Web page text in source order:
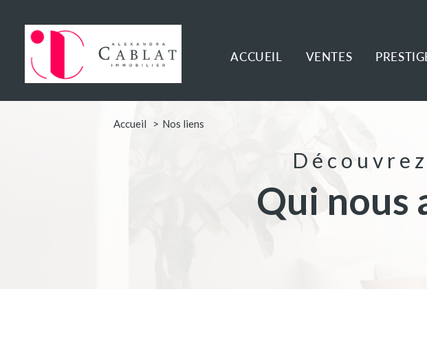
ACCUEIL VENTES
Accueil Nos liens
qui